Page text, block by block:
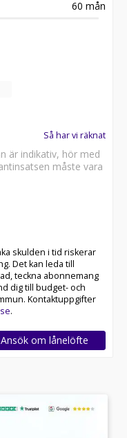
blir levererad till
information som
och med den 1:a
av äldre mobilnät
att behöva en
din framtida bil
det aktuella
60 mån
Så har vi räknat
är indikativ, hör med
måste vara
skulden i tid riskerar
Det kan leda till
teckna abonnemang
dig till budget- och
Kontaktuppgifter
.
Ansök om lånelöfte